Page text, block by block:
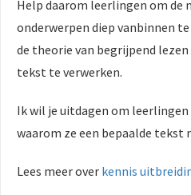
Help daarom leerlingen om de
onderwerpen diep vanbinnen
de theorie van begrijpend
tekst te verwerken.
Ik wil je uitdagen om
waarom ze een bepaalde tekst
Lees meer over kennis